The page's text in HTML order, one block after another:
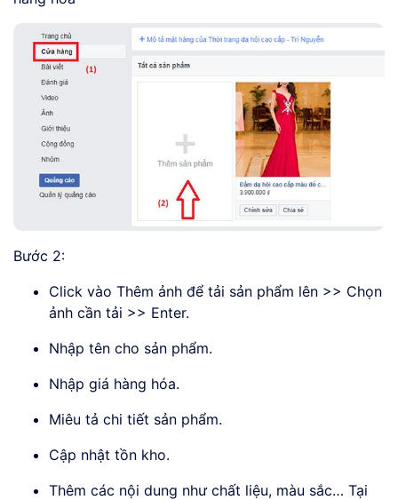
Bước 2:
Click vào Thêm ảnh để tải sản phẩm lên >> Chọn
ảnh cần tải >> Enter.
Nhập tên cho sản phẩm.
Nhập giá hàng hóa.
Miêu tả chi tiết sản phẩm.
Cập nhật tồn kho.
Thêm các nội dung như chất liệu, màu sắc… Tại